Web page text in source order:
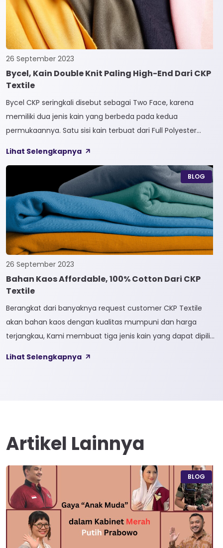
26 September 2023
Bycel, Kain Double Knit Paling High-End Dari CKP
Textile
Bycel CKP seringkali disebut sebagai Two Face, karena
memiliki dua jenis kain yang berbeda pada kedua
permukaannya. Satu sisi kain terbuat dari Full Polyester
Bycel merupakan kain High-End karena bersifat Fungsional,
dapat digunakan sesuai kebutuhan customer. Selain itu,
kain Bycel juga diberi teknologi teranyar yakni pemberian
dua jenis […]
Lihat Selengkapnya
BLOG
26 September 2023
Bahan Kaos Affordable, 100% Cotton Dari CKP
Textile
Berangkat dari banyaknya request customer CKP Textile
akan bahan kaos dengan kualitas mumpuni dan harga
terjangkau, Kami membuat tiga jenis kain yang dapat dipilih
kain yang bahan dasarnya 100% cotton. Softcel juga sering
Lihat Selengkapnya
Artikel Lainnya
BLOG